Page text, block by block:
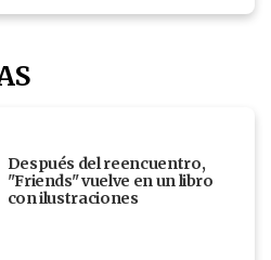
Después del reencuentro,
"Friends" vuelve en un libro
con ilustraciones